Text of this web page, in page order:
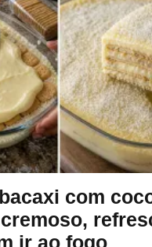
com
ir ao fogo